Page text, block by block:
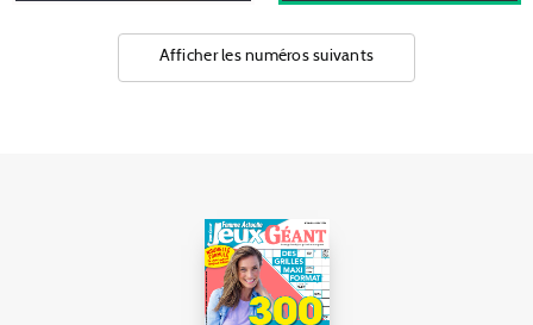
Afficher les numéros suivants